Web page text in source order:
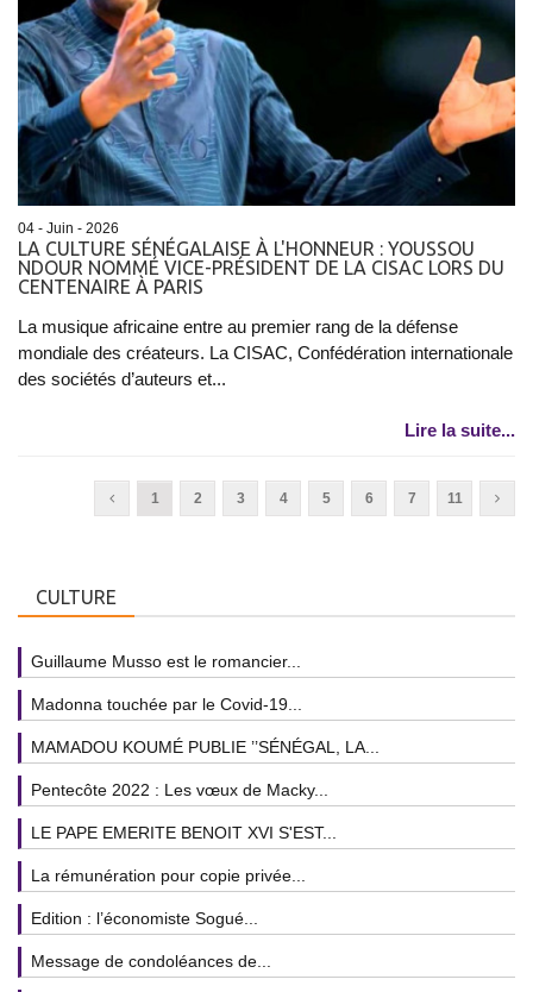
04 - Juin - 2026
LA CULTURE SÉNÉGALAISE À L'HONNEUR : YOUSSOU
NDOUR NOMMÉ VICE-PRÉSIDENT DE LA CISAC LORS DU
CENTENAIRE À PARIS
La musique africaine entre au premier rang de la défense
mondiale des créateurs. La CISAC, Confédération internationale
des sociétés d’auteurs et...
Lire la suite...
1 2 3 4 5 6 7 11
CULTURE
Guillaume Musso est le romancier...
Madonna touchée par le Covid-19...
MAMADOU KOUMÉ PUBLIE ’’SÉNÉGAL, LA...
Pentecôte 2022 : Les vœux de Macky...
LE PAPE EMERITE BENOIT XVI S'EST...
La rémunération pour copie privée...
Edition : l’économiste Sogué...
Message de condoléances de...